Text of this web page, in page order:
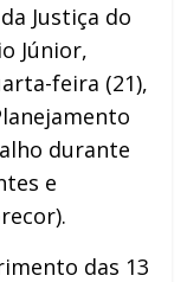
Justiça do
Júnior,
feira (21),
durante
e
das 13